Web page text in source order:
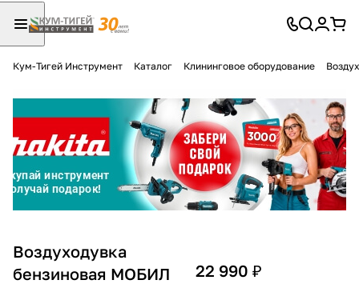
Кум-Тигей Инструмент Каталог Клининговое оборудование
Воздуходувка
бензиновая МОБИЛ
22 990 ₽
Разбейте
оплатуна части
без переплат
График платежей